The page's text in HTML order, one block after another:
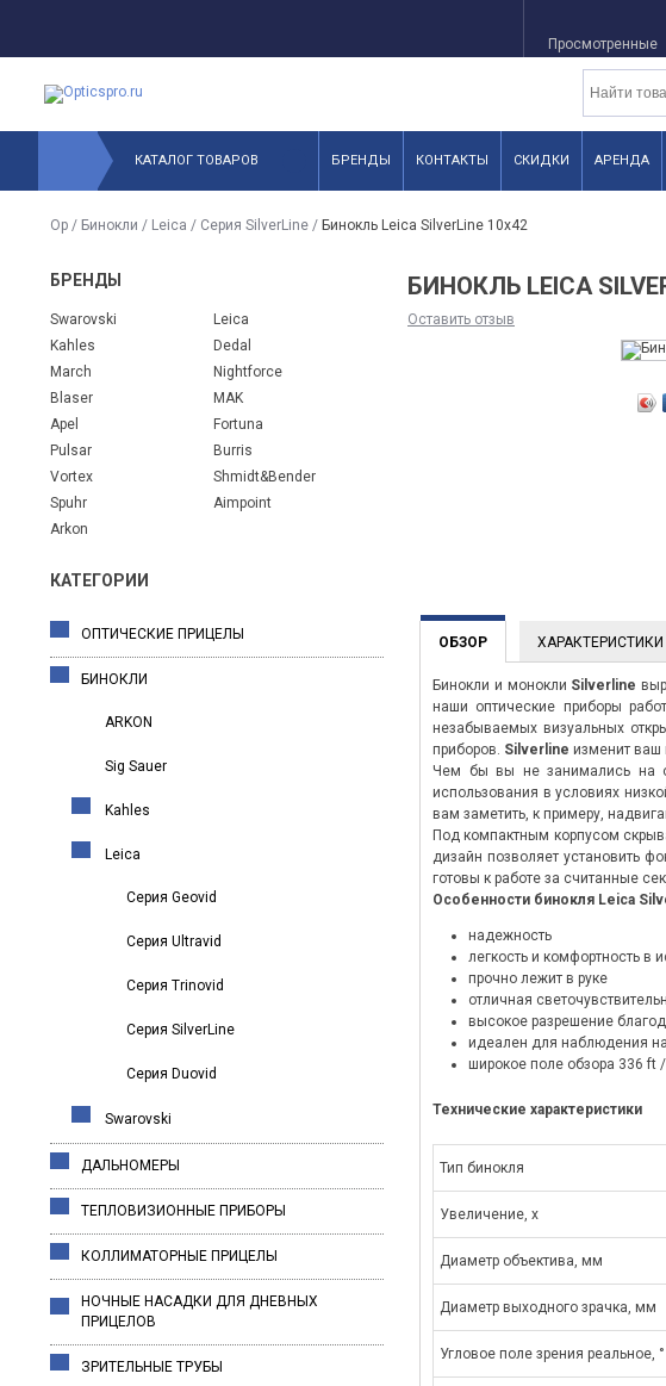
Просмотренные
КАТАЛОГ ТОВАРОВ БРЕНДЫ КОНТАКТЫ СКИДКИ АРЕНДА
Op / Бинокли / Leica / Серия SilverLine / Бинокль Leica SilverLine 10x42
БРЕНДЫ
Swarovski
Leica
Kahles
Dedal
March
Nightforce
Blaser
MAK
Apel
Fortuna
Pulsar
Burris
Vortex
Shmidt&Bender
Spuhr
Aimpoint
Arkon
КАТЕГОРИИ
ОПТИЧЕСКИЕ ПРИЦЕЛЫ
БИНОКЛИ
ARKON
Sig Sauer
Kahles
Leica
Серия Geovid
Серия Ultravid
Серия Trinovid
Серия SilverLine
Серия Duovid
Swarovski
ДАЛЬНОМЕРЫ
ТЕПЛОВИЗИОННЫЕ ПРИБОРЫ
КОЛЛИМАТОРНЫЕ ПРИЦЕЛЫ
НОЧНЫЕ НАСАДКИ ДЛЯ ДНЕВНЫХ
ПРИЦЕЛОВ
ЗРИТЕЛЬНЫЕ ТРУБЫ
БИНОКЛЬ LEICA
Оставить отзыв
ОБЗОР ХАРАКТЕРИСТИКИ
Бинокли и монокли Silverline
наши оптические приборы
незабываемых визуальных
приборов. Silverline изменит ваш
Чем бы вы не занимались на
использования в условиях
вам заметить, к примеру,
Под компактным корпусом
дизайн позволяет установить
готовы к работе за считанные
Особенности бинокля Leica
надежность
легкость и комфортность в
прочно лежит в руке
отличная
высокое разрешение
идеален для наблюдения
широкое поле обзора 336 ft
Технические характеристики
Тип бинокля
Увеличение, x
Диаметр объектива, мм
Диаметр выходного зрачка, мм
Угловое поле зрения реальное, °